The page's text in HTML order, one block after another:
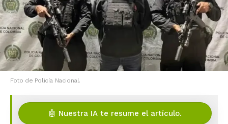
Foto de Policía Nacional.
🤖 Nuestra IA te resume el artículo.